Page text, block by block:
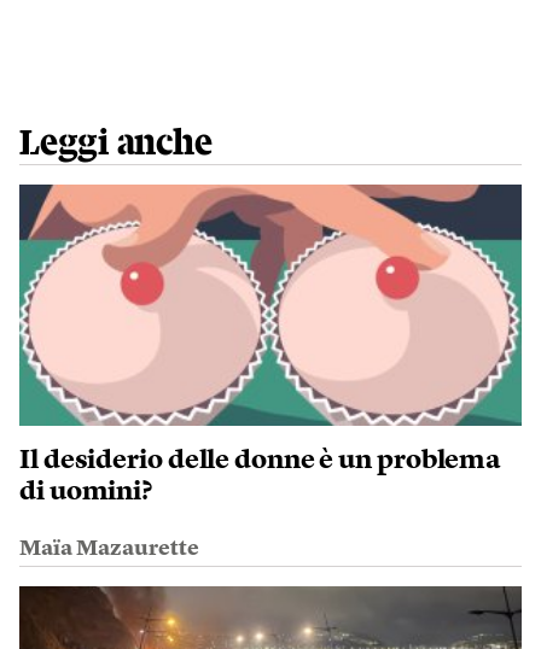
Leggi anche
Il desiderio delle donne è un problema
di uomini?
Maïa Mazaurette